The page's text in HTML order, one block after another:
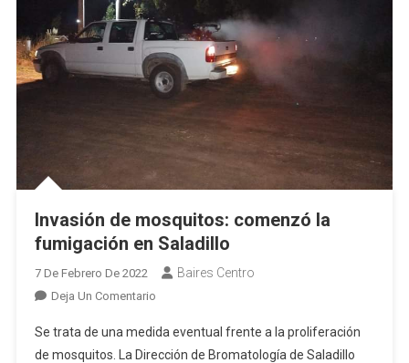
Invasión de mosquitos: comenzó la
fumigación en Saladillo
7 De Febrero De 2022 Baires Centro
Deja Un ComentarioEn
De
Mosquitos:
Se trata de una medida eventual frente a la proliferación
de mosquitos. La Dirección de Bromatología de Saladillo